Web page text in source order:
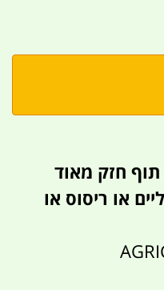
חזק מאוד
או ריסוס או